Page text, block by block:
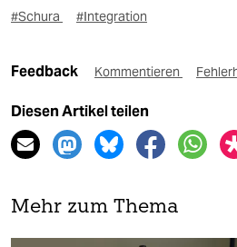
#Schura
#Integration
Feedback Kommentieren
Diesen Artikel teilen
Mehr zum Thema